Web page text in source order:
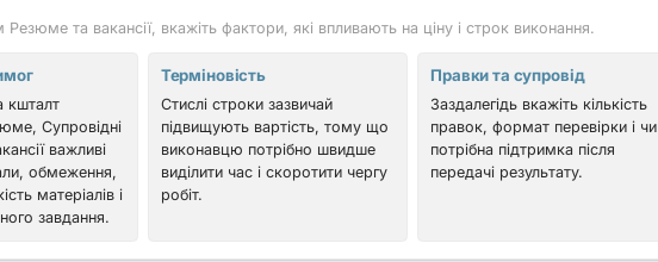
та вакансії, вкажіть фактори, які впливають на ціну і строк виконання.
кшталт
Супровідні
важливі
обмеження,
матеріалів і
завдання.
Терміновість
Стислі строки зазвичай
підвищують вартість, тому що
виконавцю потрібно швидше
виділити час і скоротити чергу
робіт.
Правки та супровід
Заздалегідь вкажіть кількість
правок, формат перевірки і чи
потрібна підтримка після
передачі результату.